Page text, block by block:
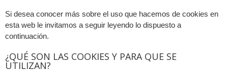
Si desea conocer más sobre el uso que hacemos de cookies en
esta web le invitamos a seguir leyendo lo dispuesto a
continuación.
¿QUÉ SON LAS COOKIES Y PARA QUE SE
UTILIZAN?